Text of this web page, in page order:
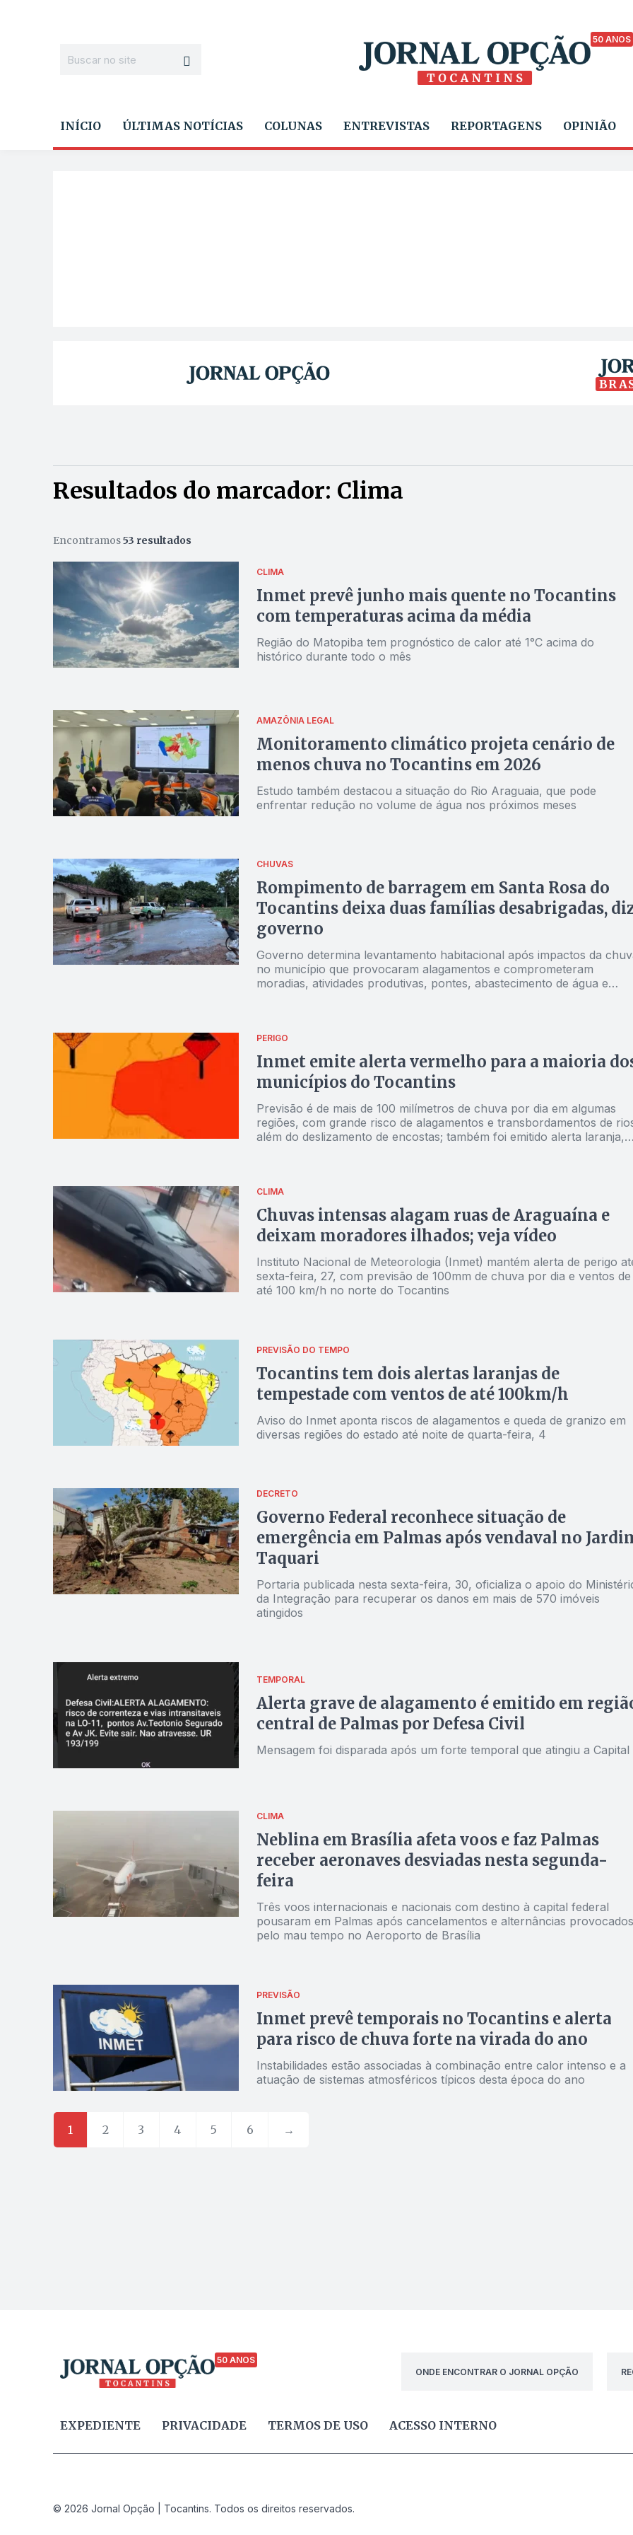
50 ANOS
INÍCIO ÚLTIMAS NOTÍCIAS COLUNAS ENTREVISTAS REPORTAGENS OPINIÃO
Resultados do marcador: Clima
Encontramos53 resultados
CLIMA
Inmet prevê junho mais quente no Tocantins
com temperaturas acima da média
Região do Matopiba tem prognóstico de calor até 1°C acima do
histórico durante todo o mês
AMAZÔNIA LEGAL
Monitoramento climático projeta cenário de
menos chuva no Tocantins em 2026
Estudo também destacou a situação do Rio Araguaia, que pode
enfrentar redução no volume de água nos próximos meses
CHUVAS
Rompimento de barragem em Santa Rosa do
Tocantins deixa duas famílias desabrigadas,
governo
Governo determina levantamento habitacional após impactos da
no município que provocaram alagamentos e comprometeram
moradias, atividades produtivas, pontes, abastecimento de água e
PERIGO
Inmet emite alerta vermelho para a maioria
municípios do Tocantins
Previsão é de mais de 100 milímetros de chuva por dia em algumas
regiões, com grande risco de alagamentos e transbordamentos de
além do deslizamento de encostas; também foi emitido alerta laranja,
CLIMA
Chuvas intensas alagam ruas de Araguaína e
deixam moradores ilhados; veja vídeo
Instituto Nacional de Meteorologia (Inmet) mantém alerta de perigo
sexta-feira, 27, com previsão de 100mm de chuva por dia e ventos de
até 100 km/h no norte do Tocantins
PREVISÃO DO TEMPO
Tocantins tem dois alertas laranjas de
tempestade com ventos de até 100km/h
Aviso do Inmet aponta riscos de alagamentos e queda de granizo em
diversas regiões do estado até noite de quarta-feira, 4
DECRETO
Governo Federal reconhece situação de
emergência em Palmas após vendaval no
Taquari
Portaria publicada nesta sexta-feira, 30, oficializa o apoio do
da Integração para recuperar os danos em mais de 570 imóveis
atingidos
TEMPORAL
Alerta grave de alagamento é emitido em
central de Palmas por Defesa Civil
Mensagem foi disparada após um forte temporal que atingiu a Capital
CLIMA
Neblina em Brasília afeta voos e faz Palmas
receber aeronaves desviadas nesta segunda-
feira
Três voos internacionais e nacionais com destino à capital federal
pousaram em Palmas após cancelamentos e alternâncias provocados
pelo mau tempo no Aeroporto de Brasília
PREVISÃO
Inmet prevê temporais no Tocantins e alerta
para risco de chuva forte na virada do ano
Instabilidades estão associadas à combinação entre calor intenso e a
atuação de sistemas atmosféricos típicos desta época do ano
1 2 3 4 5 6 →
50 ANOS
ONDE ENCONTRAR O JORNAL OPÇÃO
EXPEDIENTE PRIVACIDADE TERMOS DE USO ACESSO INTERNO
© 2026 Jornal Opção | Tocantins. Todos os direitos reservados.